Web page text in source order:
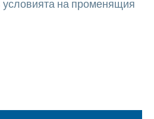
условията на променящия